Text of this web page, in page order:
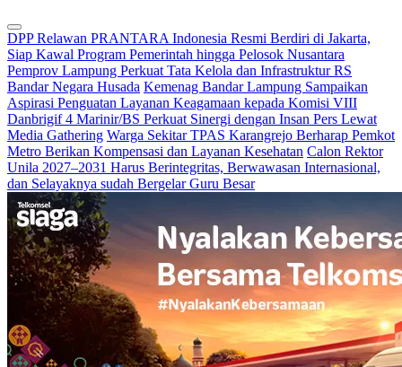
DPP Relawan PRANTARA Indonesia Resmi Berdiri di Jakarta,
Siap Kawal Program Pemerintah hingga Pelosok Nusantara
Pemprov Lampung Perkuat Tata Kelola dan Infrastruktur RS
Bandar Negara Husada Kemenag Bandar Lampung Sampaikan
Aspirasi Penguatan Layanan Keagamaan kepada Komisi VIII
Danbrigif 4 Marinir/BS Perkuat Sinergi dengan Insan Pers Lewat
Media Gathering Warga Sekitar TPAS Karangrejo Berharap Pemkot
Metro Berikan Kompensasi dan Layanan Kesehatan Calon Rektor
Unila 2027–2031 Harus Berintegritas, Berwawasan Internasional,
dan Selayaknya sudah Bergelar Guru Besar